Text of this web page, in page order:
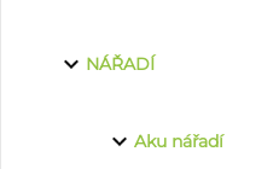
NÁŘADÍ
Aku nářadí